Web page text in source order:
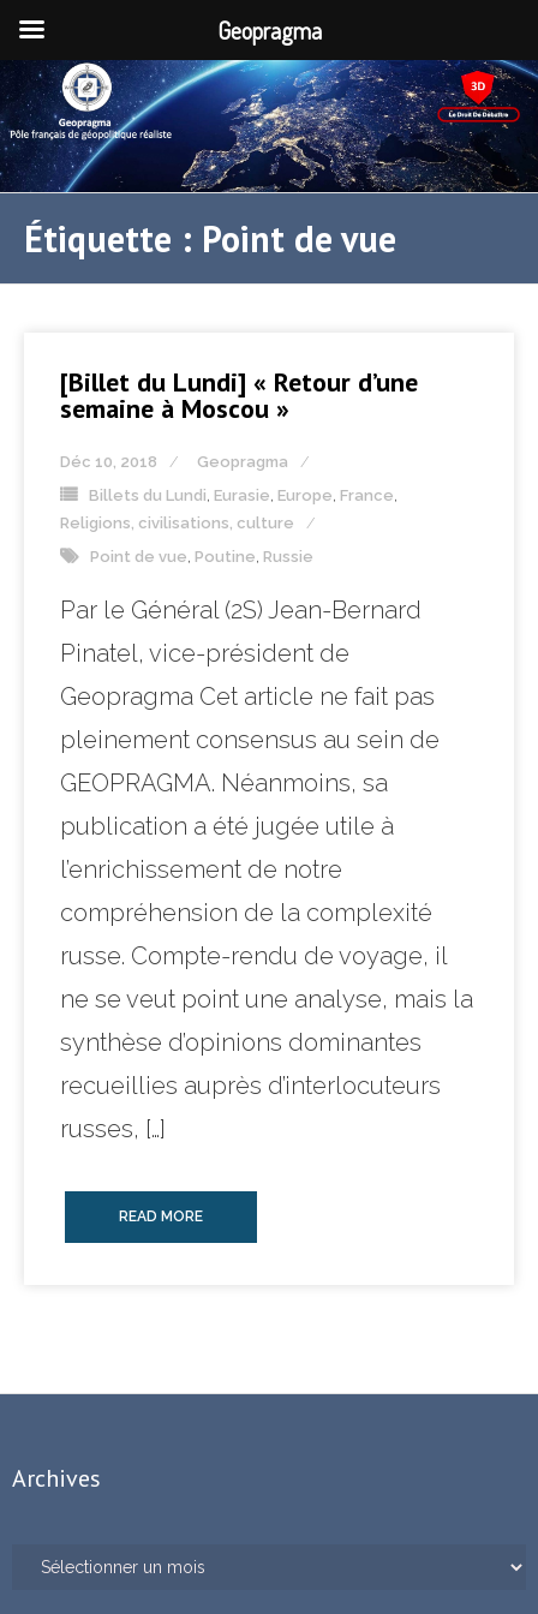
Étiquette : Point de vue
[Billet du Lundi] « Retour d’une
semaine à Moscou »
Déc 10, 2018
Geopragma
Billets du Lundi Eurasie Europe France
Religions, civilisations, culture
Point de vue Poutine Russie
Par le Général (2S) Jean-Bernard
Pinatel, vice-président de
Geopragma Cet article ne fait pas
pleinement consensus au sein de
GEOPRAGMA. Néanmoins, sa
publication a été jugée utile à
l’enrichissement de notre
compréhension de la complexité
russe. Compte-rendu de voyage, il
ne se veut point une analyse, mais la
synthèse d’opinions dominantes
recueillies auprès d’interlocuteurs
russes, […]
READ MORE
Archives
Geopragma